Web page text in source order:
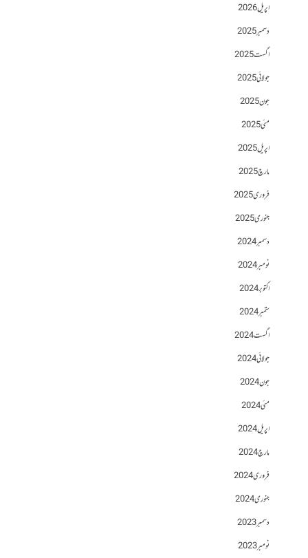
اپریل 2026
دسمبر 2025
اگست 2025
جولائی 2025
جون 2025
مئی 2025
اپریل 2025
مارچ 2025
فروری 2025
جنوری 2025
دسمبر 2024
نومبر 2024
اکتوبر 2024
ستمبر 2024
اگست 2024
جولائی 2024
جون 2024
مئی 2024
اپریل 2024
مارچ 2024
فروری 2024
جنوری 2024
دسمبر 2023
نومبر 2023